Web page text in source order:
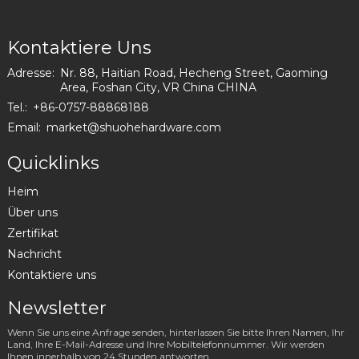
Kontaktiere Uns
Adresse: Nr. 88, Haitian Road, Hecheng Street, Gaoming
Area, Foshan City, VR China CHINA
Tel.: +86-0757-88868188
Email: market@shuohehardware.com
Quicklinks
Heim
Über uns
Zertifikat
Nachricht
Kontaktiere uns
Newsletter
Wenn Sie uns eine Anfrage senden, hinterlassen Sie bitte Ihren Namen, Ihr
Land, Ihre E-Mail-Adresse und Ihre Mobiltelefonnummer. Wir werden
Ihnen innerhalb von 24 Stunden antworten.